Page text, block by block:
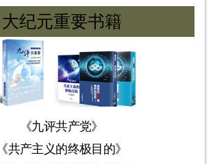
大纪元重要书籍
《九评共产党》
《共产主义的终极目的》